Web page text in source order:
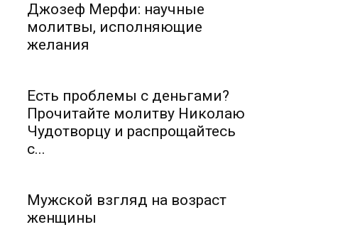
Джозеф Мерфи: научные
молитвы, исполняющие
желания
Есть проблемы с деньгами?
Прочитайте молитву Николаю
Чудотворцу и распрощайтесь
с...
Мужской взгляд на возраст
женщины